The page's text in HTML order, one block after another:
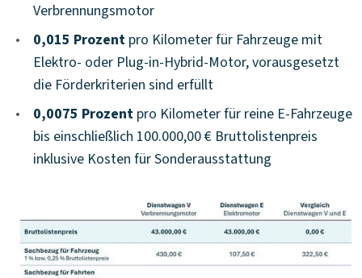
Verbrennungsmotor
•
0,015 Prozent pro Kilometer für Fahrzeuge mit
Elektro- oder Plug-in-Hybrid-Motor, vorausgesetzt
die Förderkriterien sind erfüllt
•
0,0075 Prozent pro Kilometer für reine E-Fahrzeuge
bis einschließlich 100.000,00 € Bruttolistenpreis
inklusive Kosten für Sonderausstattung